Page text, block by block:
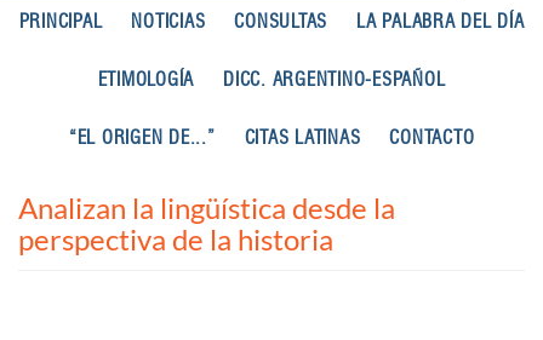
PRINCIPAL NOTICIAS CONSULTAS LA PALABRA DEL DÍA
ETIMOLOGÍA DICC. ARGENTINO-ESPAÑOL
“EL ORIGEN DE...” CITAS LATINAS CONTACTO
Analizan la lingüística desde la
perspectiva de la historia